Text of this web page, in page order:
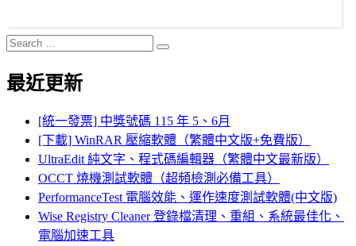
Search
for:
Search
最近更新
[統一發票] 中獎號碼 115 年 5、6月
[下載] WinRAR 壓縮軟體（繁體中文版+免費版）
UltraEdit 純文字、程式碼編輯器（繁體中文最新版）
OCCT 燒機測試軟體（超頻檢測必備工具）
PerformanceTest 電腦效能、運作速度測試軟體(中文版)
Wise Registry Cleaner 登錄檔清理、重組、系統最佳化、
電腦加速工具